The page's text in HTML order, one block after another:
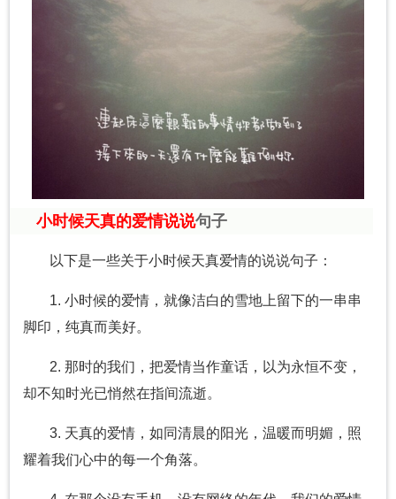
小时候天真的爱情说说句子
以下是一些关于小时候天真爱情的说说句子：
1. 小时候的爱情，就像洁白的雪地上留下的一串串
脚印，纯真而美好。
2. 那时的我们，把爱情当作童话，以为永恒不变，
却不知时光已悄然在指间流逝。
3. 天真的爱情，如同清晨的阳光，温暖而明媚，照
耀着我们心中的每一个角落。